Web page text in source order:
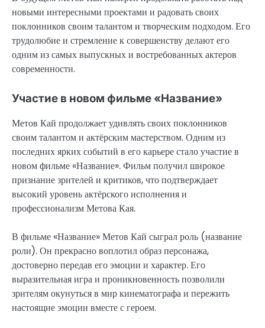
новыми интересными проектами и радовать своих
поклонников своим талантом и творческим подходом. Его
трудолюбие и стремление к совершенству делают его
одним из самых выпускных и востребованных актеров
современности.
Участие в новом фильме «Название»
Метов Кай продолжает удивлять своих поклонников
своим талантом и актёрским мастерством. Одним из
последних ярких событий в его карьере стало участие в
новом фильме «Название». Фильм получил широкое
признание зрителей и критиков, что подтверждает
высокий уровень актёрского исполнения и
профессионализм Метова Кая.
В фильме «Название» Метов Кай сыграл роль (название
роли). Он прекрасно воплотил образ персонажа,
достоверно передав его эмоции и характер. Его
выразительная игра и проникновенность позволили
зрителям окунуться в мир кинематографа и пережить
настоящие эмоции вместе с героем.